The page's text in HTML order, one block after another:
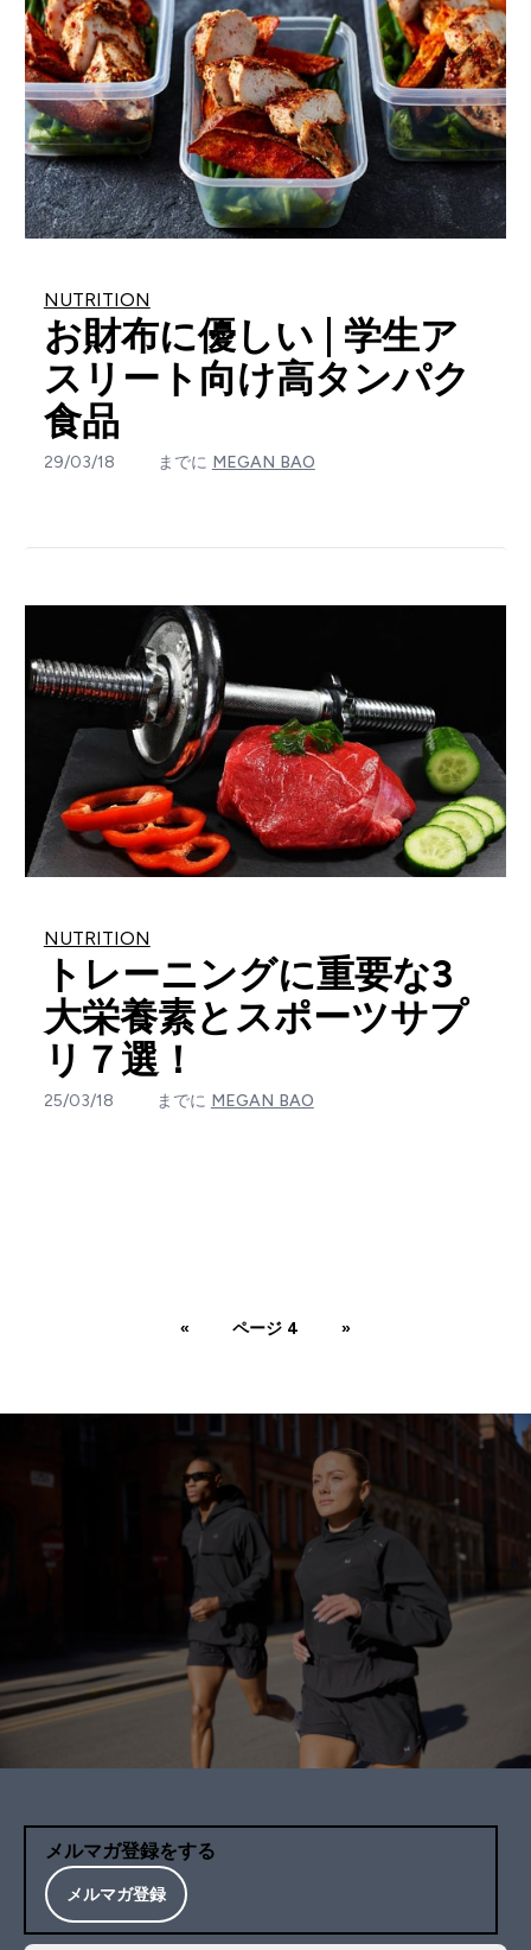
NUTRITION
お財布に優しい | 学生ア
スリート向け高タンパク
食品
29/03/18 までに MEGAN BAO
NUTRITION
トレーニングに重要な3
大栄養素とスポーツサプ
リ７選！
25/03/18 までに MEGAN BAO
« ページ 4 »
メルマガ登録をする
メルマガ登録